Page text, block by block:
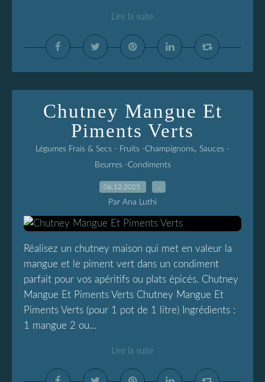
Lire la suite
Chutney Mangue Et
Piments Verts
Légumes Frais & Secs - Fruits -Champignons, Sauces -
Beurres -Condiments
06.12.2025
Par Ana Luthi
Réalisez un chutney maison qui met en valeur la
mangue et le piment vert dans un condiment
parfait pour vos apéritifs ou plats épicés. Chutney
Mangue Et Piments Verts Chutney Mangue Et
Piments Verts (pour 1 pot de 1 litre) Ingrédients :
1 mangue 2 ou...
Lire la suite